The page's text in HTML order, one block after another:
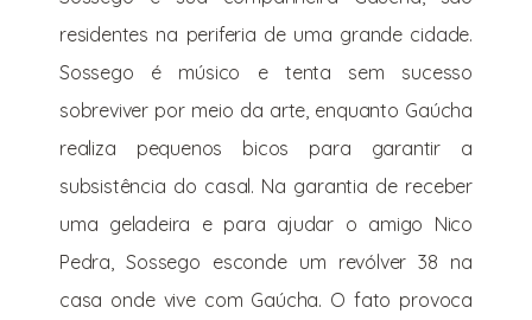
residentes na periferia de uma grande cidade.
Sossego é músico e tenta sem sucesso
sobreviver por meio da arte, enquanto Gaúcha
realiza pequenos bicos para garantir a
subsistência do casal. Na garantia de receber
uma geladeira e para ajudar o amigo Nico
Pedra, Sossego esconde um revólver 38 na
casa onde vive com Gaúcha. O fato provoca